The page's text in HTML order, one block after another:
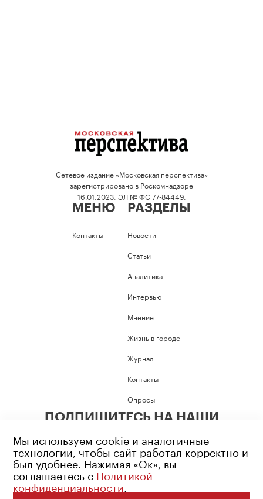
Сетевое издание «Московская перспектива»
зарегистрировано в Роскомнадзоре
16.01.2023, ЭЛ № ФС 77-84449.
МЕНЮ
Контакты
РАЗДЕЛЫ
Новости
Статьи
Аналитика
Интервью
Мнение
Жизнь в городе
Журнал
Контакты
Опросы
ПОДПИШИТЕСЬ НА НАШИ
Возрастное ограничение: 16+
Мы используем cookie и аналогичные
технологии, чтобы сайт работал корректно и
был удобнее. Нажимая «Ок», вы
соглашаетесь с Политикой
конфиденциальности.